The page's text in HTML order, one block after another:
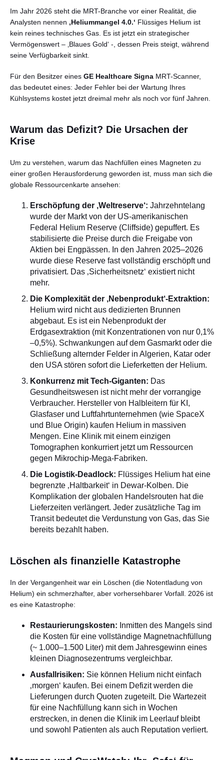
Im Jahr 2026 steht die MRT-Branche vor einer Realität, die
Analysten nennen ‚Heliummangel 4.0.‘ Flüssiges Helium ist
kein reines technisches Gas. Es ist jetzt ein strategischer
Vermögenswert – ‚Blaues Gold‘ -, dessen Preis steigt, während
seine Verfügbarkeit sinkt.
Für den Besitzer eines GE Healthcare Signa MRT-Scanner,
das bedeutet eines: Jeder Fehler bei der Wartung Ihres
Kühlsystems kostet jetzt dreimal mehr als noch vor fünf Jahren.
Warum das Defizit? Die Ursachen der
Krise
Um zu verstehen, warum das Nachfüllen eines Magneten zu
einer großen Herausforderung geworden ist, muss man sich die
globale Ressourcenkarte ansehen:
Erschöpfung der ‚Weltreserve‘: Jahrzehntelang
wurde der Markt von der US-amerikanischen
Federal Helium Reserve (Cliffside) gepuffert. Es
stabilisierte die Preise durch die Freigabe von
Aktien bei Engpässen. In den Jahren 2025–2026
wurde diese Reserve fast vollständig erschöpft und
privatisiert. Das ‚Sicherheitsnetz‘ existiert nicht
mehr.
Die Komplexität der ‚Nebenprodukt‘-Extraktion:
Helium wird nicht aus dedizierten Brunnen
abgebaut. Es ist ein Nebenprodukt der
Erdgasextraktion (mit Konzentrationen von nur 0,1%
–0,5%). Schwankungen auf dem Gasmarkt oder die
Schließung alternder Felder in Algerien, Katar oder
den USA stören sofort die Lieferketten der Helium.
Konkurrenz mit Tech-Giganten: Das
Gesundheitswesen ist nicht mehr der vorrangige
Verbraucher. Hersteller von Halbleitern für KI,
Glasfaser und Luftfahrtunternehmen (wie SpaceX
und Blue Origin) kaufen Helium in massiven
Mengen. Eine Klinik mit einem einzigen
Tomographen konkurriert jetzt um Ressourcen
gegen Mikrochip-Mega-Fabriken.
Die Logistik-Deadlock: Flüssiges Helium hat eine
begrenzte ‚Haltbarkeit‘ in Dewar-Kolben. Die
Komplikation der globalen Handelsrouten hat die
Lieferzeiten verlängert. Jeder zusätzliche Tag im
Transit bedeutet die Verdunstung von Gas, das Sie
bereits bezahlt haben.
Löschen als finanzielle Katastrophe
In der Vergangenheit war ein Löschen (die Notentladung von
Helium) ein schmerzhafter, aber vorhersehbarer Vorfall. 2026 ist
es eine Katastrophe:
Restaurierungskosten: Inmitten des Mangels sind
die Kosten für eine vollständige Magnetnachfüllung
(~ 1.000–1.500 Liter) mit dem Jahresgewinn eines
kleinen Diagnosezentrums vergleichbar.
Ausfallrisiken: Sie können Helium nicht einfach
‚morgen‘ kaufen. Bei einem Defizit werden die
Lieferungen durch Quoten zugeteilt. Die Wartezeit
für eine Nachfüllung kann sich in Wochen
erstrecken, in denen die Klinik im Leerlauf bleibt
und sowohl Patienten als auch Reputation verliert.